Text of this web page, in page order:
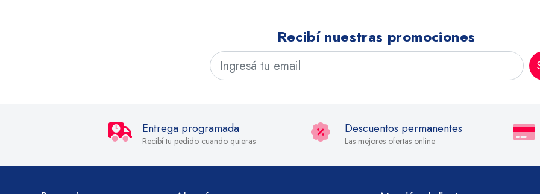
Recibí nuestras promociones
Entrega programada
Recibí tu pedido cuando quieras
Descuentos permanentes
Las mejores ofertas online